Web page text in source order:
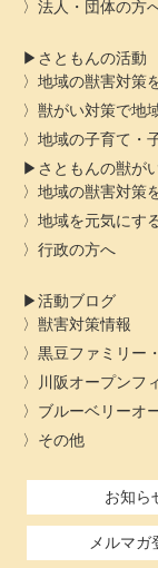
法人・団体の方
さともんの活動
地域の獣害対策
獣がい対策で地
地域の子育て・
さともんの獣が
地域の獣害対策
地域を元気にす
行政の方へ
活動ブログ
獣害対策情報
黒豆ファミリー
川阪オープンフ
ブルーベリーオ
その他
お知ら
メルマガ